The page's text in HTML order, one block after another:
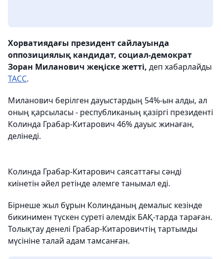
Хорватиядағы президент сайлауында
оппозициялық кандидат, социал-демократ
Зоран Миланович жеңіске жетті, деп хабарлайды
ТАСС.
Миланович берілген дауыстардың 54%-ын алды, ал
оның қарсыласы - республиканың қазіргі президенті
Колинда Грабар-Китарович 46% дауыс жинаған,
делінеді.
Колинда Грабар-Китарович саясаттағы сәнді
киінетін әйел ретінде әлемге танымал еді.
Бірнеше жыл бұрын Колинданың демалыс кезінде
бикинимен түскен суреті әлемдік БАҚ-тарда тараған.
Толықтау денелі Грабар-Китаровичтің тартымды
мүсініне талай адам тамсанған.